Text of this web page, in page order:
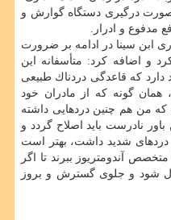
صورت درگیری دستگاه گوارش و
مدفوع و ادرار.
ابن سینا در ادامه بر ضرورت
و اضافه كرد: متأسفانه این
دارد كه قاعدگی دردناك طبیعی
همان گونه كه از مادران خود
كه من هم چنین دردهایی داشته
نادرست باید اصلاح گردد و
دردهای شدید داشت، بهتر است
آندومتریوز ببرند تا اگر
شود و جلوی گسترش و بروز